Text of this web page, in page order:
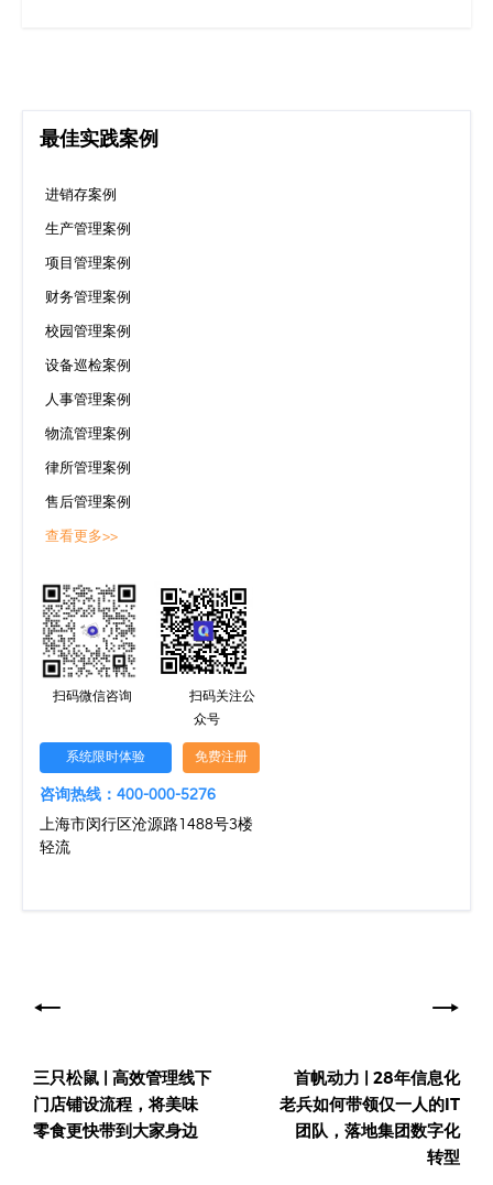
最佳实践案例
进销存案例
生产管理案例
项目管理案例
财务管理案例
校园管理案例
设备巡检案例
人事管理案例
物流管理案例
律所管理案例
售后管理案例
查看更多>>
扫码微信咨询
扫码关注公
众号
系统限时体验 免费注册
咨询热线：400-000-5276
上海市闵行区沧源路1488号3楼
轻流
章
导
航三只松鼠 | 高效管理线下
门店铺设流程，将美味
零食更快带到大家身边
首帆动力 | 28年信息化
老兵如何带领仅一人的IT
团队，落地集团数字化
转型